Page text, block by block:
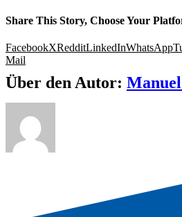
Share This Story, Choose Your
FacebookXRedditLinkedInWhatsApp
Mail
Über den Autor: